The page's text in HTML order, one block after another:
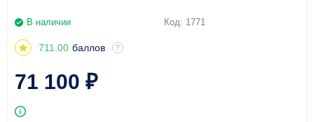
В наличии Код: 1771
711.00 баллов ?
71 100 ₽